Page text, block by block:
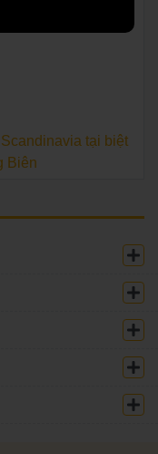
tại biệt
Biên